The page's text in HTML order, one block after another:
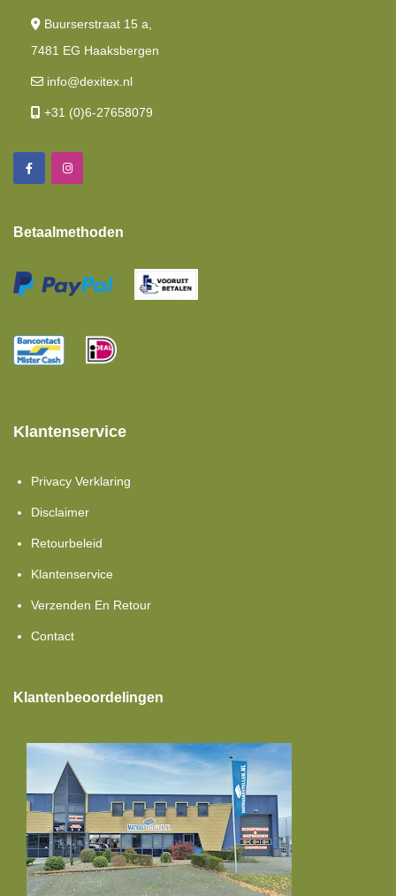
Hoeslakens
Set Aanbiedingen
Buurserstraat 15 a,
7481 EG Haaksbergen
info@dexitex.nl
+31 (0)6-27658079
Betaalmethoden
Klantenservice
Privacy Verklaring
Disclaimer
Retourbeleid
Klantenservice
Verzenden En Retour
Contact
Klantenbeoordelingen